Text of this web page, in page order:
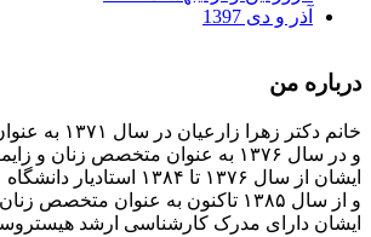
آذر و دی 1397
درباره من
خانم دکتر زهرا زارعیان در سال ۱۳۷۱ به عنوان پزشک عمومی از دانشگاه علوم پزشکی فارغ التحصیل شدند
و در سال ۱۳۷۶ به عنوان متخصص زنان و زایمان فارق التحصیل شدند
ایشان از سال ۱۳۷۶ تا ۱۳۸۴ استادیار دانشگاه علوم پزشکی جهرم بودند
و از سال ۱۳۸۵ تاکنون به عنوان متخصص زنان و زایمان در مرکز IVF بیمارستان پارسیان فعالیت دارند.
ایشان دارای مدرک کارشناسی ارشد